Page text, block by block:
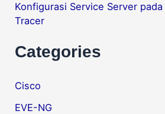
Konfigurasi Service Server
Tracer
Categories
Cisco
EVE-NG